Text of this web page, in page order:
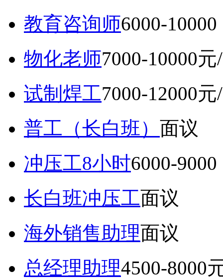
教育咨询师6000-
物化老师7000-10000元
试制焊工7000-12000元
普工（长白班） 面议
冲压工8小时6000-
长白班冲压工面议
海外销售助理面议
总经理助理4500-8000